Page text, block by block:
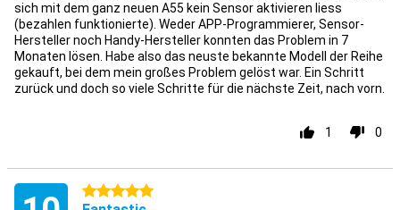
sich mit dem ganz neuen A55 kein Sensor aktivieren liess
(bezahlen funktionierte). Weder APP-Programmierer, Sensor-
Hersteller noch Handy-Hersteller konnten das Problem in 7
Monaten lösen. Habe also das neuste bekannte Modell der Reihe
gekauft, bei dem mein großes Problem gelöst war. Ein Schritt
zurück und doch so viele Schritte für die nächste Zeit, nach vorn.
1 0
5 stars